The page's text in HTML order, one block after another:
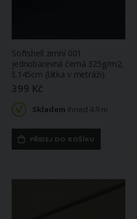
Softshell zimní 001
jednobarevná černá 325g/m2,
š.145cm (látka v metráži)
399 Kč
Skladem ihned 4.9 m
PŘIDEJ DO KOŠÍKU